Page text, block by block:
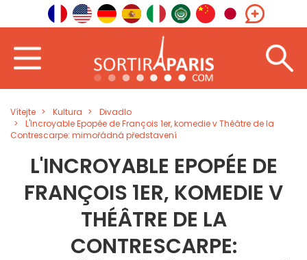
Vítejte Kultura
Divadlo
L'Incroyable Epopée de François 1er, komedie v Théâtre de la
Contrescarpe: mimořádná představení
L'INCROYABLE EPOPÉE DE
FRANÇOIS 1ER, KOMEDIE V
THÉÂTRE DE LA
CONTRESCARPE: